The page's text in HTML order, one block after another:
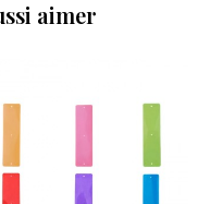
aimer